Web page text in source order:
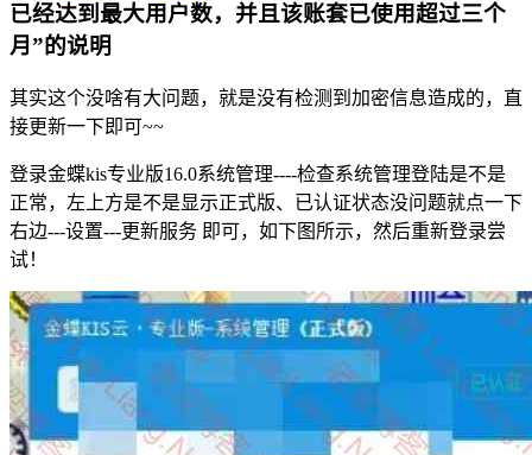
已经达到最大用户数，并且该账套已使用超过三个
月”的说明
其实这个没啥有大问题，就是没有检测到加密信息造成的，直
接更新一下即可~~
登录金蝶kis专业版16.0系统管理----检查系统管理登陆是不是
正常，左上方是不是显示正式版、已认证状态没问题就点一下
右边---设置---更新服务 即可，如下图所示，然后重新登录尝
试！